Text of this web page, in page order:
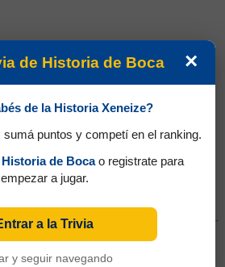
Martín Ledesma
(Aperturas 2003 y 2005, Clausura
y 2005, Recopa 2006, Libertadores
×
de Historia de Boca
de la Historia Xeneize?
sumá puntos y competí en el ranking.
Historia de Bocao registrate para
empezar a jugar.
a la Trivia
y seguir navegando